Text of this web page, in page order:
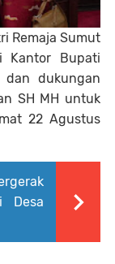
Remaja Sumut
Kantor Bupati
dukungan
SH MH untuk
22 Agustus
Desa